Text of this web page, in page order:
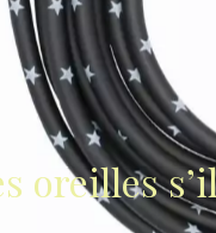
oreilles